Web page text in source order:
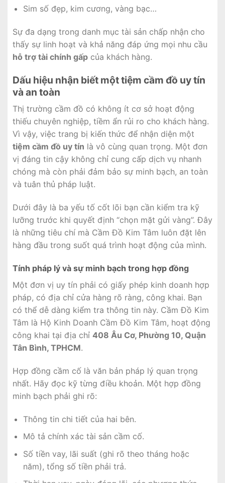
Sim số đẹp, kim cương, vàng bạc…
Sự đa dạng trong danh mục tài sản chấp nhận cho
thấy sự linh hoạt và khả năng đáp ứng mọi nhu cầu
hỗ trợ tài chính gấp của khách hàng.
Dấu hiệu nhận biết một tiệm cầm đồ uy tín
và an toàn
Thị trường cầm đồ có không ít cơ sở hoạt động
thiếu chuyên nghiệp, tiềm ẩn rủi ro cho khách hàng.
Vì vậy, việc trang bị kiến thức để nhận diện một
tiệm cầm đồ uy tín là vô cùng quan trọng. Một đơn
vị đáng tin cậy không chỉ cung cấp dịch vụ nhanh
chóng mà còn phải đảm bảo sự minh bạch, an toàn
và tuân thủ pháp luật.
Dưới đây là ba yếu tố cốt lõi bạn cần kiểm tra kỹ
lưỡng trước khi quyết định “chọn mặt gửi vàng”. Đây
là những tiêu chí mà Cầm Đồ Kim Tâm luôn đặt lên
hàng đầu trong suốt quá trình hoạt động của mình.
Tính pháp lý và sự minh bạch trong hợp đồng
Một đơn vị uy tín phải có giấy phép kinh doanh hợp
pháp, có địa chỉ cửa hàng rõ ràng, công khai. Bạn
có thể dễ dàng kiểm tra thông tin này. Cầm Đồ Kim
Tâm là Hộ Kinh Doanh Cầm Đồ Kim Tâm, hoạt động
công khai tại địa chỉ 408 Âu Cơ, Phường 10, Quận
Tân Bình, TPHCM.
Hợp đồng cầm cố là văn bản pháp lý quan trọng
nhất. Hãy đọc kỹ từng điều khoản. Một hợp đồng
minh bạch phải ghi rõ:
Thông tin chi tiết của hai bên.
Mô tả chính xác tài sản cầm cố.
Số tiền vay, lãi suất (ghi rõ theo tháng hoặc
năm), tổng số tiền phải trả.